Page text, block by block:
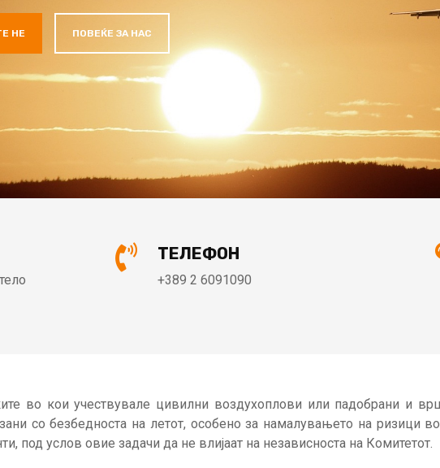
ТЕЛЕФОН
+389 2 6091090
во кои учествувале цивилни воздухоплови или падобрани и
со безбедноста на летот, особено за намалувањето на ризици
под услов овие задачи да не влијаат на независноста на Комитетот.